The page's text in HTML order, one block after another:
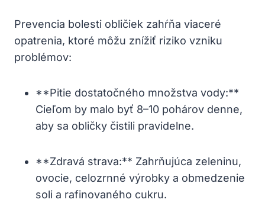
Prevencia bolesti obličiek zahŕňa viaceré
opatrenia, ktoré môžu znížiť riziko vzniku
problémov:
**Pitie dostatočného množstva vody:**
Cieľom by malo byť 8–10 pohárov denne,
aby sa obličky čistili pravidelne.
**Zdravá strava:** Zahrňujúca zeleninu,
ovocie, celozrnné výrobky a obmedzenie
soli a rafinovaného cukru.